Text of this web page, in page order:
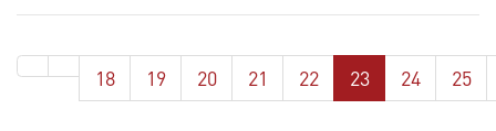
18 19 20 21 22 23 24 25